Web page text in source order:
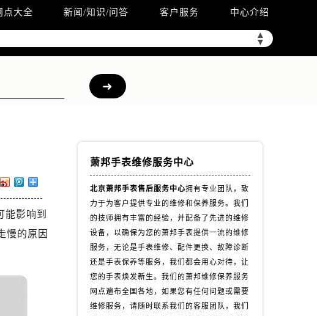
点大全 新闻/知识/问答 客户服务 中心介绍
▲
▼
能影响到
慢的原因
萧邦手表维修服务中心
北京萧邦手表售后服务中心拥有专业团队，致
力于为客户提供专业的维修和保养服务。我们
的技师拥有丰富的经验，并配备了先进的维修
设备，以确保为您的萧邦手表提供一流的维修
服务，无论是手表维修、配件更换、故障诊断
还是手表保养等服务，我们都会用心对待，让
您的手表焕发新生。我们的萧邦维修保养服务
网点遍布全国各地，如果您有任何问题或需要
维修服务，请随时联系我们的客服团队，我们